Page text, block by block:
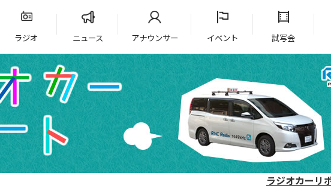
ラジオ ニュース アナウンサー イベント 試写会
ラジオカーリ